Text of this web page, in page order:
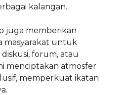
kalangan.
juga memberikan
masyarakat untuk
forum, atau
menciptakan atmosfer
memperkuat ikatan